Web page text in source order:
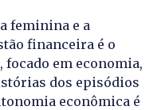
feminina e a
financeira é o
, focado em economia,
dos episódios
econômica é